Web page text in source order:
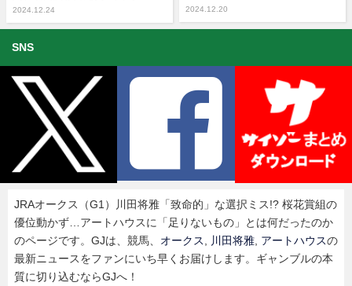
2024.12.24 2024.12.20
SNS
JRAオークス（G1）川田将雅「致命的」な選択ミス!? 桜花賞組の
優位動かず…アートハウスに「足りないもの」とは何だったのか
のページです。GJは、競馬、 オークス 川田将雅 アートハウスの
最新ニュースをファンにいち早くお届けします。ギャンブルの本
質に切り込むならGJへ！